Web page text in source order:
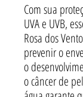
Com sua
UVA e UVB,
Rosa dos
prevenir o
o
o câncer de